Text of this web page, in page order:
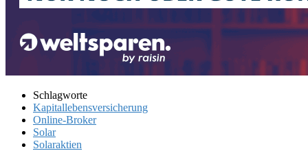
Schlagworte
Kapitallebensversicherung
Online-Broker
Solar
Solaraktien